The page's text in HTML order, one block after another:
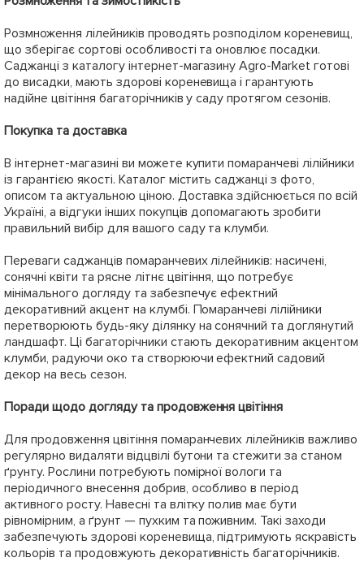
Розмноження лілейників проводять розподілом кореневищ,
що зберігає сортові особливості та оновлює посадки.
Саджанці з каталогу інтернет-магазину Agro-Market готові
до висадки, мають здорові кореневища і гарантують
надійне цвітіння багаторічників у саду протягом сезонів.
Покупка та доставка
В інтернет-магазині ви можете купити помаранчеві лілійники
із гарантією якості. Каталог містить саджанці з фото,
описом та актуальною ціною. Доставка здійснюється по всій
Україні, а відгуки інших покупців допомагають зробити
правильний вибір для вашого саду та клумби.
Переваги саджанців помаранчевих лілейників: насичені,
сонячні квіти та рясне літнє цвітіння, що потребує
мінімального догляду та забезпечує ефектний
декоративний акцент на клумбі. Помаранчеві лілійники
перетворюють будь-яку ділянку на сонячний та доглянутий
ландшафт. Ці багаторічники стають декоративним акцентом
клумби, радуючи око та створюючи ефектний садовий
декор на весь сезон.
Поради щодо догляду та продовження цвітіння
Для продовження цвітіння помаранчевих лілейників важливо
регулярно видаляти відцвілі бутони та стежити за станом
ґрунту. Рослини потребують помірної вологи та
періодичного внесення добрив, особливо в період
активного росту. Навесні та влітку полив має бути
рівномірним, а ґрунт — пухким та поживним. Такі заходи
забезпечують здорові кореневища, підтримують яскравість
кольорів та продовжують декоративність багаторічників.